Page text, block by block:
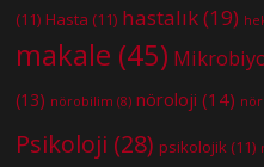
(11) Hasta (11) hastalık(19)
makale (45)
(13) nörobilim (8) nöroloji (14)
Psikoloji (28) psikolojik (11)